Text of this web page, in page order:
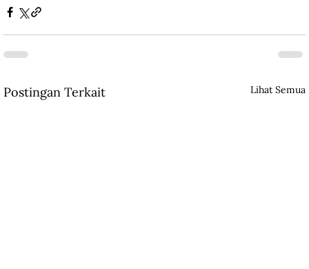
Postingan Terkait Lihat Semua